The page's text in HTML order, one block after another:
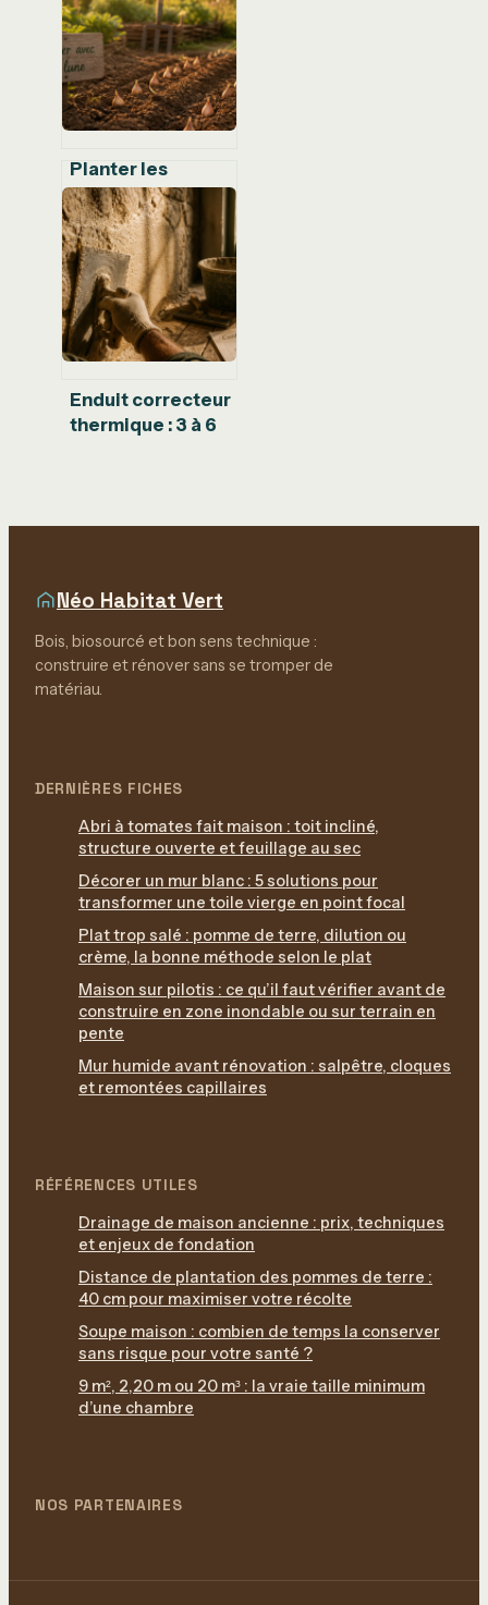
d’épaisseur qui
ruine votre
confort d’été
Planter les
échalotes avec la
lune : le
calendrier et les
gestes pour une
récolte record
Enduit correcteur
thermique : 3 à 6
Néo Habitat Vert
Bois, biosourcé et bon sens technique :
construire et rénover sans se tromper de
matériau.
DERNIÈRES FICHES
Abri à tomates fait maison : toit incliné,
structure ouverte et feuillage au sec
Décorer un mur blanc : 5 solutions pour
transformer une toile vierge en point focal
Plat trop salé : pomme de terre, dilution ou
crème, la bonne méthode selon le plat
Maison sur pilotis : ce qu’il faut vérifier avant de
construire en zone inondable ou sur terrain en
pente
Mur humide avant rénovation : salpêtre, cloques
et remontées capillaires
RÉFÉRENCES UTILES
Drainage de maison ancienne : prix, techniques
et enjeux de fondation
Distance de plantation des pommes de terre :
40 cm pour maximiser votre récolte
Soupe maison : combien de temps la conserver
sans risque pour votre santé ?
9 m², 2,20 m ou 20 m³ : la vraie taille minimum
d’une chambre
NOS PARTENAIRES